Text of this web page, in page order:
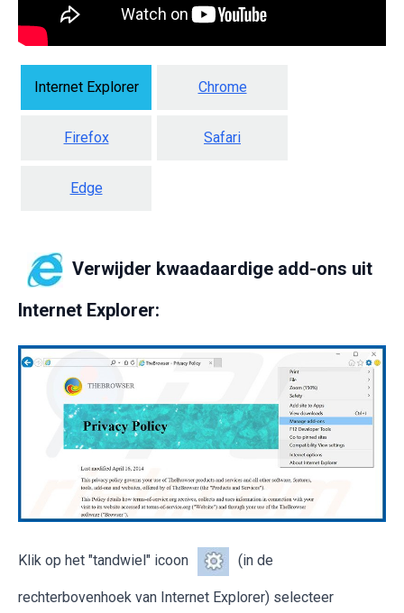
Internet Explorer Chrome
Firefox Safari
Edge
Verwijder kwaadaardige add-ons uit
Internet Explorer:
Klik op het "tandwiel" icoon (in de
rechterbovenhoek van Internet Explorer) selecteer